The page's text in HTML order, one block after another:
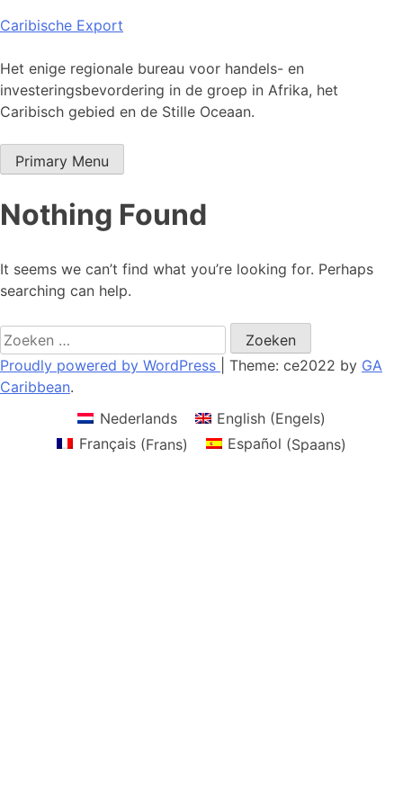
Skip
content
Caribische Export
Het enige regionale bureau voor handels- en
investeringsbevordering in de groep in Afrika, het
Caribisch gebied en de Stille Oceaan.
Primary Menu
Nothing Found
It seems we can’t find what you’re looking for. Perhaps
searching can help.
Zoeken
naar:
Proudly powered by WordPress Theme: ce2022 by GA
Caribbean.
Nederlands
English(Engels)
Français(Frans) Español (Spaans)